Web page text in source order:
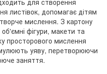
для створення
листівок, допомагає дітям
мислення. З картону
фігури, макети та
просторового мислення
уяву, перетворюючи
заняття.